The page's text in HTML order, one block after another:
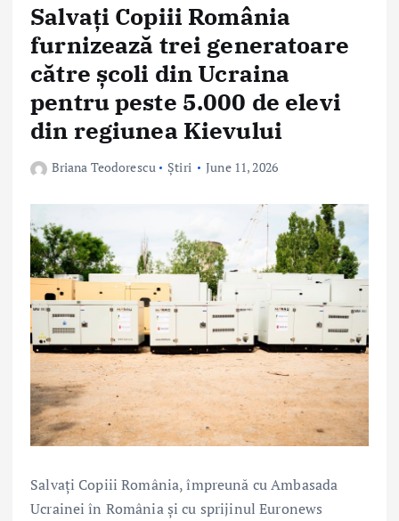
Salvați Copiii România
furnizează trei generatoare
către școli din Ucraina
pentru peste 5.000 de elevi
din regiunea Kievului
Briana Teodorescu Știri June 11, 2026
Salvați Copiii România, împreună cu Ambasada
Ucrainei în România și cu sprijinul Euronews